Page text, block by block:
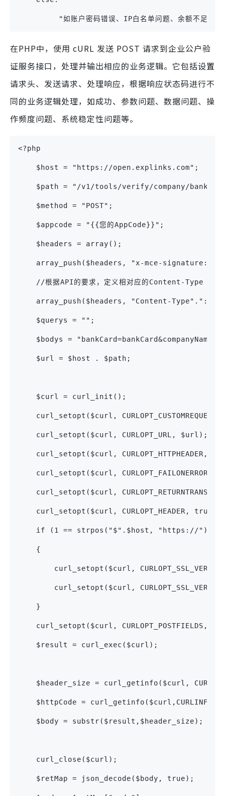
"如账户密码错误、IP白名单问题、余额不足等，
在PHP中，使用 cURL 发送 POST 请求到企业公户验
证服务接口，处理并输出相应的业务逻辑。它包括设置
请求头、发送请求、处理响应，根据响应状态码进行不
同的业务逻辑处理，如成功、参数问题、数据问题、操
作频度问题、系统稳定性问题等。
<?php
    $host = "https://open.explinks.com";
$path = "/v1/tools/verify/company/bank-
    $method = "POST";
    $appcode = "{{您的AppCode}}";
    $headers = array();
array_push($headers, "x-mce-
    //根据API的要求，定义相对应的Content-Type
array_push($headers, "Content-
    $querys = "";
$bodys =
    $url = $host . $path;
    $curl = curl_init();
curl_setopt($curl, CURLOPT_CUSTOMREQUEST,
    curl_setopt($curl, CURLOPT_URL, $url);
curl_setopt($curl, CURLOPT_HTTPHEADER,
curl_setopt($curl, CURLOPT_FAILONERROR,
curl_setopt($curl,
    curl_setopt($curl, CURLOPT_HEADER, true);
    if (1 == strpos("$".$host, "https://"))
    {
curl_setopt($curl,
curl_setopt($curl,
    }
curl_setopt($curl, CURLOPT_POSTFIELDS,
    $result = curl_exec($curl);
$header_size = curl_getinfo($curl,
$httpCode =
    $body = substr($result,$header_size);
    curl_close($curl);
    $retMap = json_decode($body, true);